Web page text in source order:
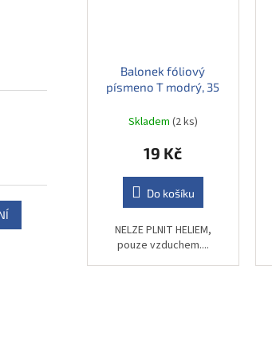
Balonek fóliový
písmeno T modrý, 35
Skladem (2 ks)
19 Kč
Do košíku
NELZE PLNIT HELIEM,
pouze vzduchem....